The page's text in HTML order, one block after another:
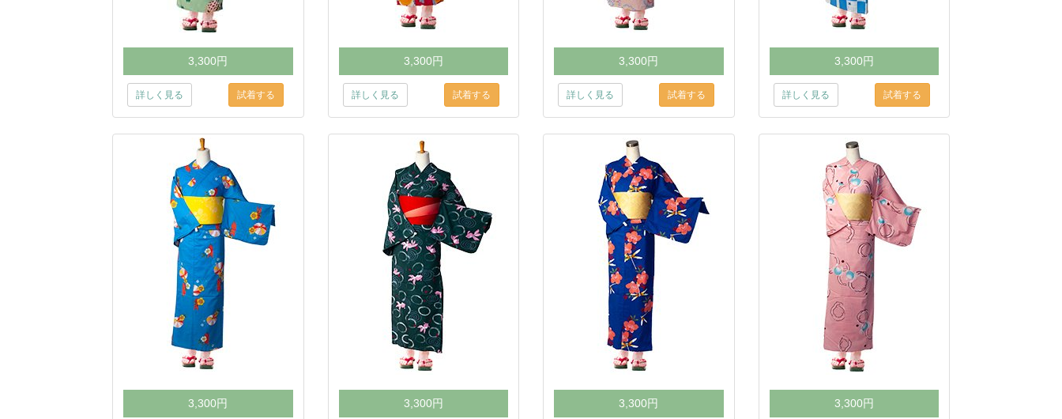
3,300円
詳しく見る
3,300円
詳しく見る
3,300円
詳しく見る
3,300円
詳しく見る
3,300円 3,300円 3,300円 3,300円